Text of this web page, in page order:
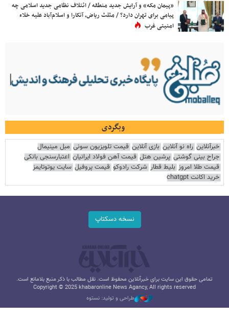
«پیمان مکه» و آرایش جدید منطقه / ائتلاف نظامی جدید اسلامی چه
پیامی برای تهران دارد؟ / مثلث ریاض، آنکارا و اسلام‌آباد علیه خلاء
امنیتی غرب
وبگردی
خبرآنلاین راه نو آنلاین بازی آنلاین قیمت تلویزیون سونی مبل مینیمال
جراح بینی گوشتی پرشین هتل قیمت آهن فولاد ایرانیان اعتبارسنجی بانکی
قیمت طلا امروز بلیط قطار شرکت رادوکو قیمت پروفیل سایت یوتوتایمز
خرید اکانت chatgpt
نسخه دسکتاپ
تمامی حقوق این سایت برای خبرآنلاین محفوظ است. نقل مطالب با ذکر منبع بلامانع است.
Copyright © 2025 khabaronline News Agancy, All rights reserved
طراحی و تولید: نستوه